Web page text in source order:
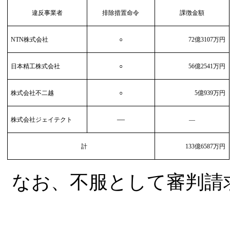
違反事業者 排除措置命令 課徴金額
NTN株式会社 ○ 72億3107万円
日本精工株式会社 ○ 56億2541万円
株式会社不二越 ○ 5億939万円
株式会社ジェイテクト ― ―
計 133億6587万円
なお、不服として審判